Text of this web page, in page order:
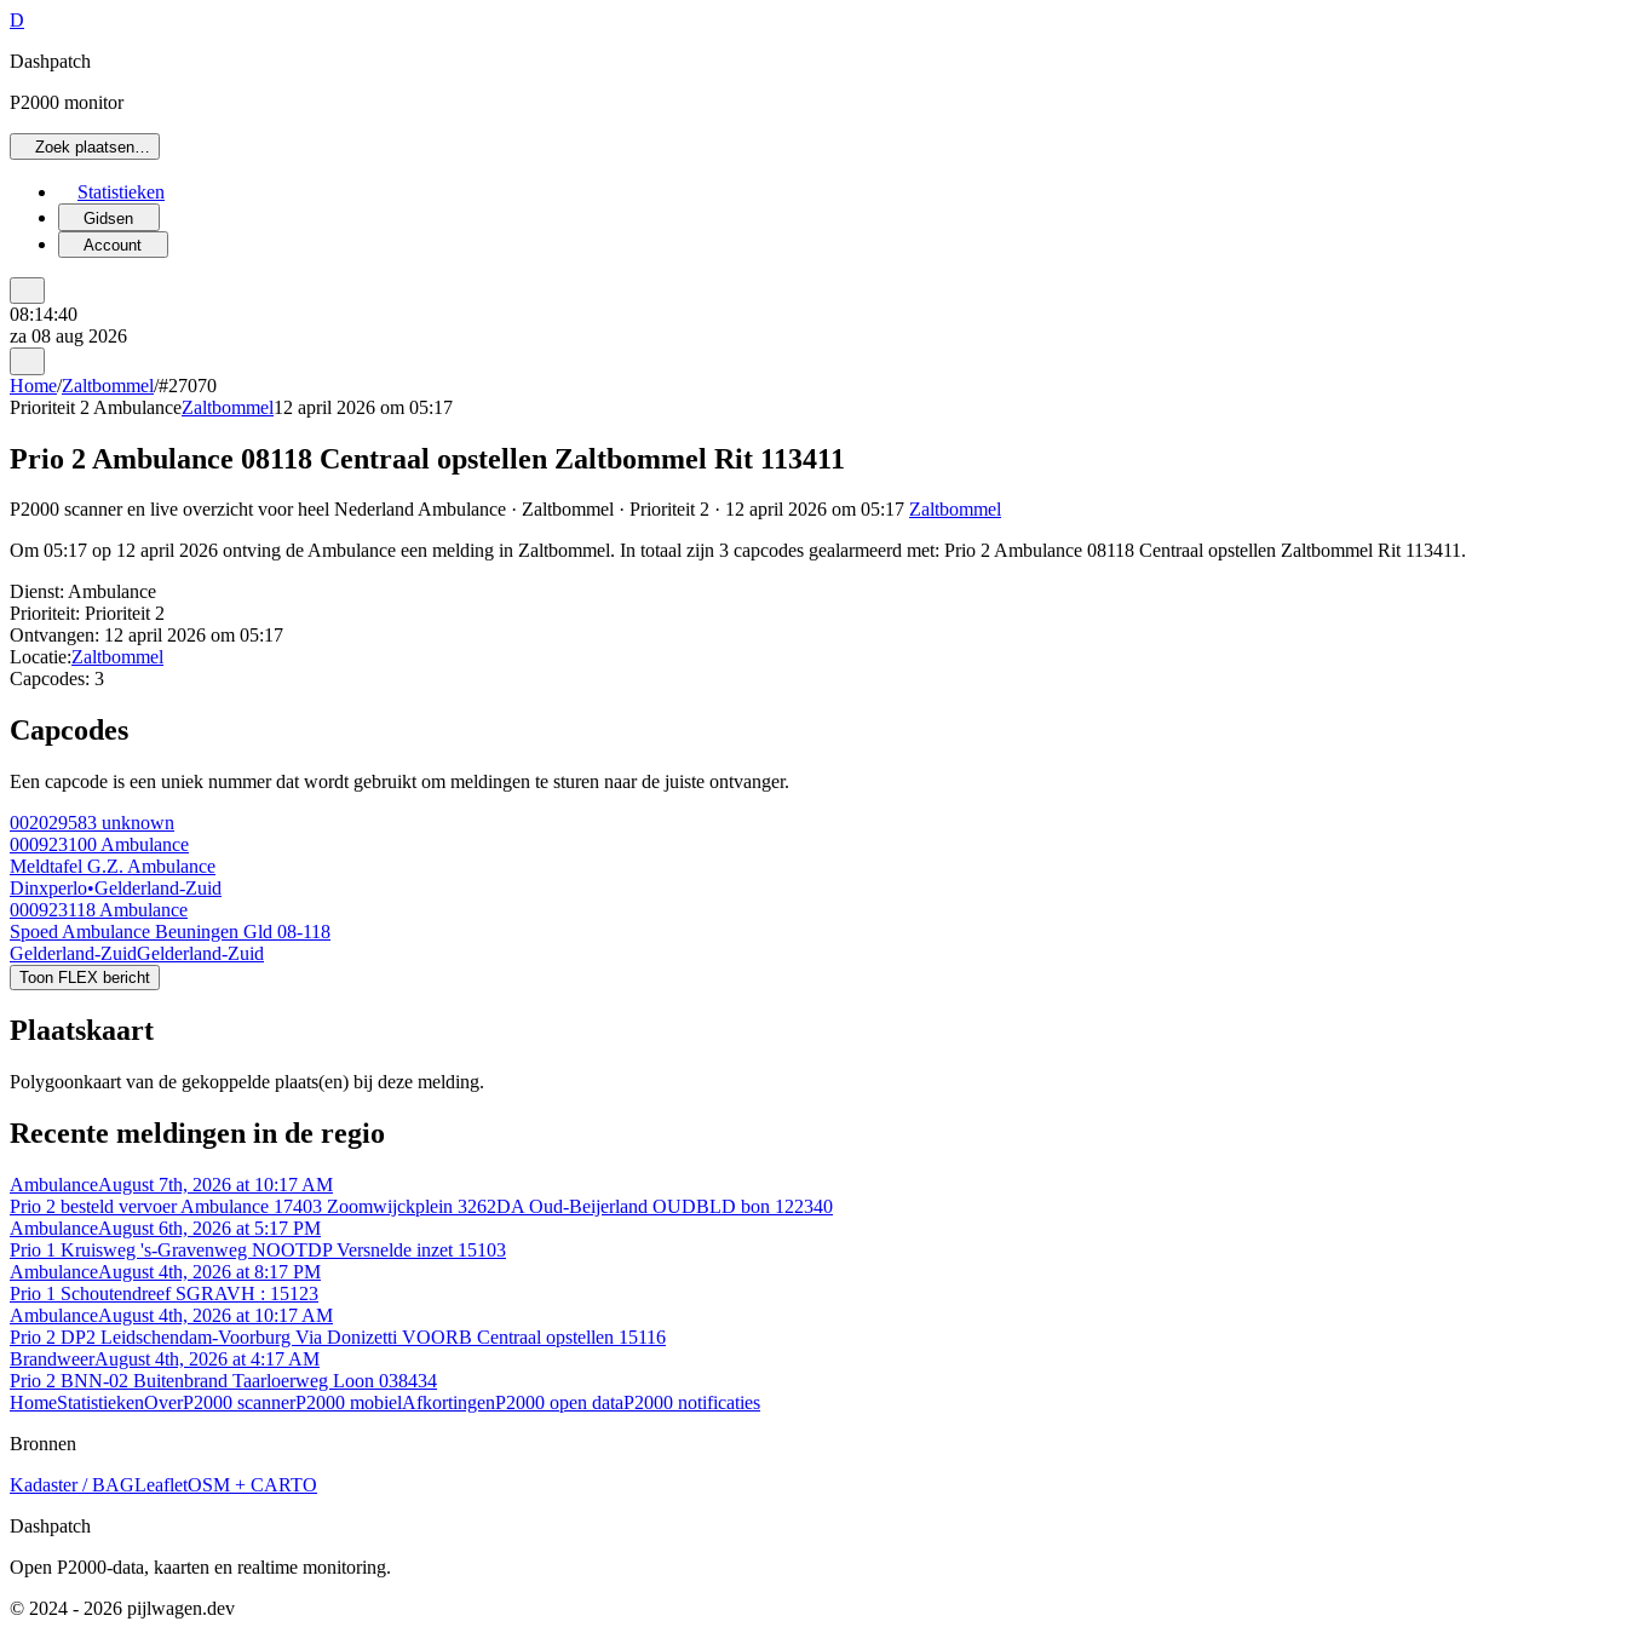
D
Dashpatch
P2000 monitor
Zoek plaatsen…
Statistieken
Gidsen
Account
08:14:40
za 08 aug 2026
Home/Zaltbommel/#27070
Prioriteit 2 AmbulanceZaltbommel12 april 2026 om 05:17
Prio 2 Ambulance 08118 Centraal opstellen Zaltbommel Rit 113411
P2000 scanner en live overzicht voor heel Nederland Ambulance · Zaltbommel · Prioriteit 2 · 12 april 2026 om 05:17 Zaltbommel
Om 05:17 op 12 april 2026 ontving de Ambulance een melding in Zaltbommel. In totaal zijn 3 capcodes gealarmeerd met: Prio 2 Ambulance 08118 Centraal opstellen Zaltbommel Rit 113411.
Dienst: Ambulance
Prioriteit: Prioriteit 2
Ontvangen: 12 april 2026 om 05:17
Locatie:Zaltbommel
Capcodes: 3
Capcodes
Een capcode is een uniek nummer dat wordt gebruikt om meldingen te sturen naar de juiste ontvanger.
002029583 unknown
000923100 Ambulance
Meldtafel G.Z. Ambulance
Dinxperlo•Gelderland-Zuid
000923118 Ambulance
Spoed Ambulance Beuningen Gld 08-118
Gelderland-ZuidGelderland-Zuid
Toon FLEX bericht
Plaatskaart
Polygoonkaart van de gekoppelde plaats(en) bij deze melding.
Recente meldingen in de regio
AmbulanceAugust 7th, 2026 at 10:17 AM
Prio 2 besteld vervoer Ambulance 17403 Zoomwijckplein 3262DA Oud-Beijerland OUDBLD bon 122340
AmbulanceAugust 6th, 2026 at 5:17 PM
Prio 1 Kruisweg 's-Gravenweg NOOTDP Versnelde inzet 15103
AmbulanceAugust 4th, 2026 at 8:17 PM
Prio 1 Schoutendreef SGRAVH : 15123
AmbulanceAugust 4th, 2026 at 10:17 AM
Prio 2 DP2 Leidschendam-Voorburg Via Donizetti VOORB Centraal opstellen 15116
BrandweerAugust 4th, 2026 at 4:17 AM
Prio 2 BNN-02 Buitenbrand Taarloerweg Loon 038434
HomeStatistiekenOverP2000 scannerP2000 mobielAfkortingenP2000 open dataP2000 notificaties
Bronnen
Kadaster / BAGLeafletOSM + CARTO
Dashpatch
Open P2000-data, kaarten en realtime monitoring.
© 2024 - 2026 pijlwagen.dev